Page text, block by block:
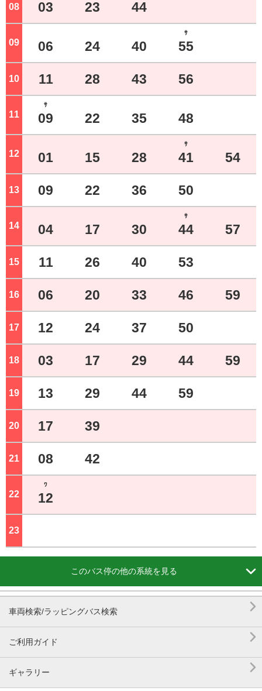
08 03 23 44
09 06 24 40
ｻ
55
10 11 28 43 56
11
ｻ
09 22 35 48
12 01 15 28
ｻ
41 54
13 09 22 36 50
14 04 17 30
ｻ
44 57
15 11 26 40 53
16 06 20 33 46 59
17 12 24 37 50
18 03 17 29 44 59
19 13 29 44 59
20 17 39
21 08 42
22
ﾜ
12
23
このバス停の他の系統を見る 
車両検索/ラッピングバス検索 
ご利用ガイド 
ギャラリー 